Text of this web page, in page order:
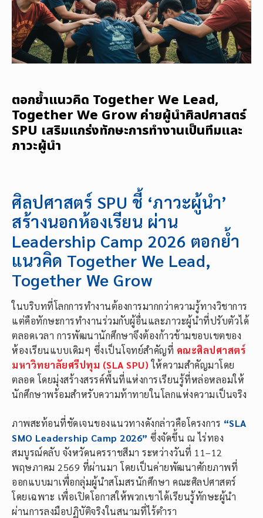
ตอกย้ำแนวคิด Together We Lead,
Together We Grow ค่ายผู้นำศิลปศาสตร์
SPU เสริมแกร่งทักษะการทำงานเป็นทีมและ
ภาวะผู้นำ
ศิลปศาสตร์ SPU ชี้ ‘ภาวะผู้นำ’
สร้างนอกห้องเรียน ผ่าน
Leadership Camp 2026 ตอกย้ำ
แนวคิด Together We Lead,
Together We Grow
ในบริบทที่โลกการทำงานต้องการมากกว่าความรู้ทางวิชาการ
แต่คือทักษะการทำงานร่วมกับผู้อื่นและภาวะผู้นำที่ปรับตัวได้
ตลอดเวลา การพัฒนานักศึกษาจึงต้องก้าวข้ามขอบเขตของ
ห้องเรียนแบบเดิมๆ ซึ่งเป็นโจทย์สำคัญที่ คณะศิลปศาสตร์
มหาวิทยาลัยศรีปทุม (SLA SPU) ให้ความสำคัญมาโดย
ตลอด โดยมุ่งสร้างสรรค์พื้นที่แห่งการเรียนรู้ที่หล่อหลอมให้
นักศึกษาพร้อมสำหรับความท้าทายในโลกแห่งความเป็นจริง
ภาพสะท้อนที่ชัดเจนของแนวทางดังกล่าวคือโครงการ “SLA
SMO Leadership Camp 2026” ซึ่งจัดขึ้น ณ ไร่ทอง
สมบูรณ์คลับ จังหวัดนครราชสีมา ระหว่างวันที่ 11–12
พฤษภาคม 2569 ที่ผ่านมา โดยเป็นค่ายพัฒนาศักยภาพที่
ออกแบบมาเพื่อกลุ่มผู้นำสโมสรนักศึกษา คณะศิลปศาสตร์
โดยเฉพาะ เพื่อเปิดโอกาสให้พวกเขาได้เรียนรู้ทักษะผู้นำ
ผ่านการลงมือปฏิบัติจริงในสนามที่ไร้ตำรา